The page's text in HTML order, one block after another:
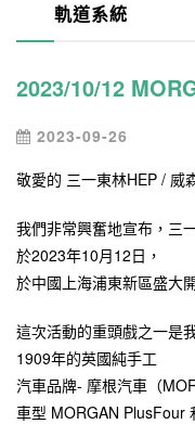
軌道系統
2023/10/12
2023-09-26
敬愛的 三一東林HEP / 威
我們非常興奮地宣布，三
於2023年10月12日，
於中國上海浦東新區盛大
這次活動的重頭戲之一是
1909年的英國純手工
汽車品牌- 摩根汽車（
車型 MORGAN PlusFour